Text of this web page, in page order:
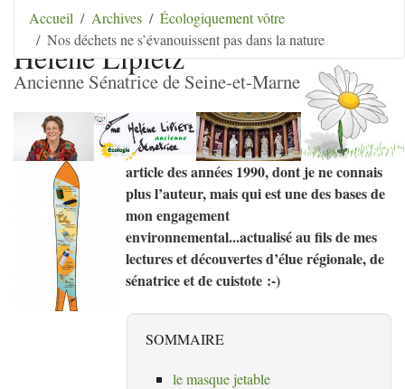
Aller au contenu | Aller au menu |
Aller au menu
secondaire
|Aller à la recherche
Hélène Lipietz
Ancienne Sénatrice de Seine-et-Marne
Accueil Archives
Écologiquement vôtre
Nos déchets ne s’évanouissent pas dans la nature
article des années 1990, dont je ne connais
plus l’auteur, mais qui est une des bases de
mon engagement
environnemental...actualisé au fils de mes
lectures et découvertes d’élue régionale, de
sénatrice et de cuistote :-)
SOMMAIRE
le masque jetable